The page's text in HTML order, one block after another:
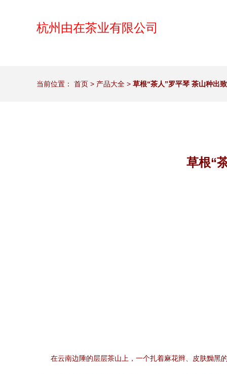
杭州由在茶业有限公司
当前位置： 首页 > 产品大全 > 草根“茶人”罗平琴 茶山种出
草根“
在云南边陲的层层茶山上，一个扎着麻花辫、皮肤黝